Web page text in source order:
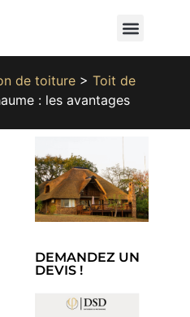
de toiture> Toit de
: les avantages
DEMANDEZ UN
DEVIS !